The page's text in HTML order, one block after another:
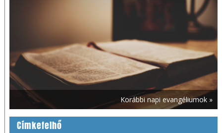
Korábbi napi evangéliumok »
Címkefelhő